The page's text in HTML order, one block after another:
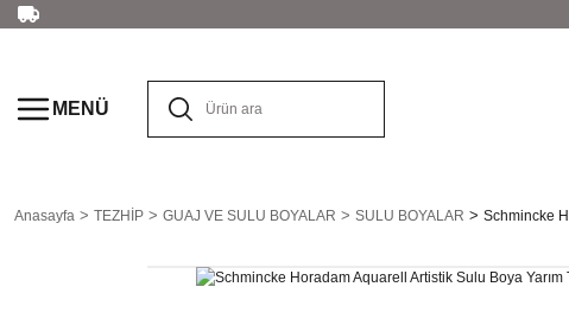
MENÜ
Anasayfa TEZHİP GUAJ VE SULU BOYALAR SULU BOYALAR Schmincke